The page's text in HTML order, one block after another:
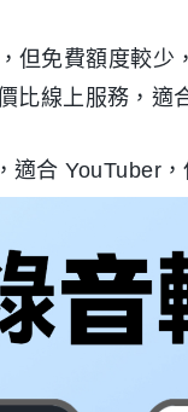
但免費額度較少
比線上服務，
適合 YouTuber